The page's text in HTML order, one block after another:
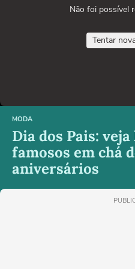
Não foi possível
Tentar
MODA
Dia dos Pais:
famosos em chá
aniversários